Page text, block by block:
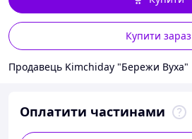
Купити зараз
Продавець Kimchiday "Бережи Вуха"
Оплатити частинами